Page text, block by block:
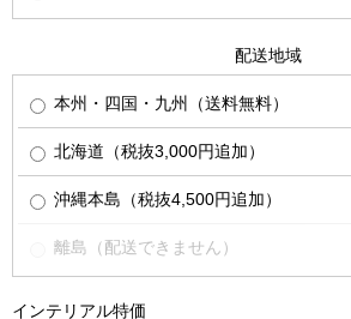
配送地域
本州・四国・九州（送料無料）
北海道（税抜3,000円追加）
沖縄本島（税抜4,500円追加）
離島（配送できません）
インテリアル特価